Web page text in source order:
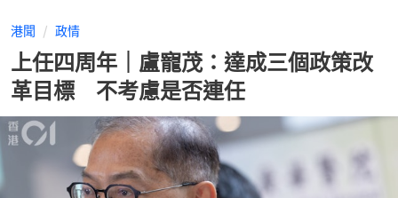
港聞 政情
上任四周年｜盧寵茂：達成三個政策改
革目標 不考慮是否連任